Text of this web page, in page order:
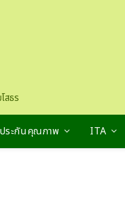
สธร
ระกันคุณภาพ ITA